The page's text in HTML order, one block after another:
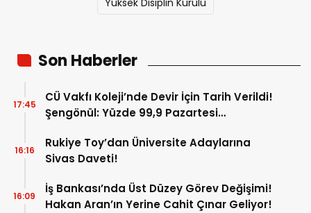
Yüksek Disiplin Kurulu
Son Haberler
CÜ Vakfı Koleji’nde Devir İçin Tarih Verildi!
Şengönül: Yüzde 99,9 Pazartesi
17:45
Rukiye Toy’dan Üniversite Adaylarına
Sivas Daveti!
16:16
İş Bankası’nda Üst Düzey Görev Değişimi!
Hakan Aran’ın Yerine Cahit Çınar Geliyor!
16:09